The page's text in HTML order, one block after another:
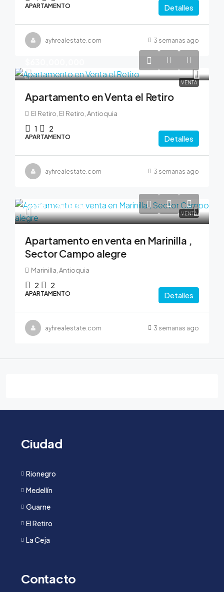
APARTAMENTO Detalles
ayhrealestate.com 3 semanas ago
VENTA
Apartamento en Venta el Retiro
El Retiro, El Retiro, Antioquia
1 2
APARTAMENTO Detalles
ayhrealestate.com 3 semanas ago
VENTA
$380,000,000
Apartamento en venta en Marinilla ,
Sector Campo alegre
Marinilla, Antioquia
2 2
APARTAMENTO Detalles
ayhrealestate.com 3 semanas ago
Ciudad
Rionegro
Medellín
Guarne
El Retiro
La Ceja
Contacto